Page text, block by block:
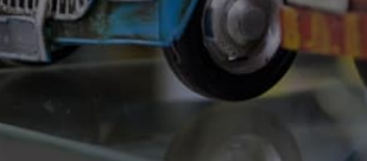
Εγγυόμαστε την
των συναλλαγών